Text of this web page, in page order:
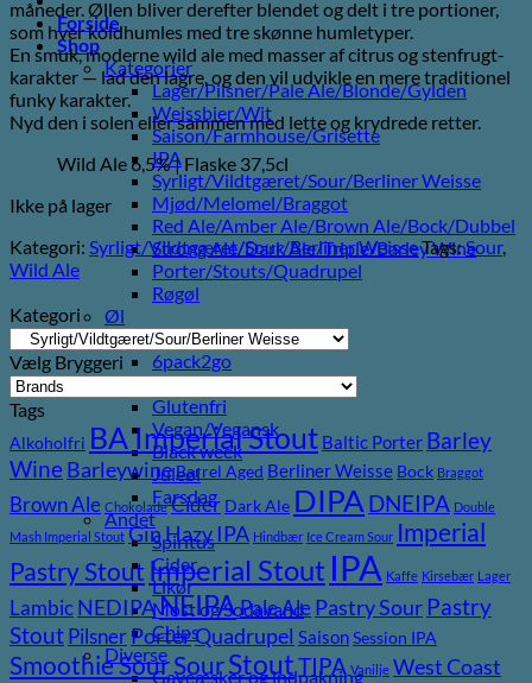
Forside
Shop
Kategorier
Lager/Pilsner/Pale Ale/Blonde/Gylden
Weissbier/Wit
Saison/Farmhouse/Grisette
IPA
Syrligt/Vildtgæret/Sour/Berliner Weisse
Mjød/Melomel/Braggot
Red Ale/Amber Ale/Brown Ale/Bock/Dubbel
Strong Ale/Dark Ale/Triple/Barley Wine
Porter/Stouts/Quadrupel
Røgøl
Øl
Tilbud
6pack2go
Alkoholfri
Glutenfri
Vegan/Vegansk
Black week
Juleøl
Farsdag
Andet
Spiritus
Cider
Likør
Most og Sodavand
Chips
Diverse
Gaveæsker og indpakning
måneder. Øllen bliver derefter blendet og delt i tre portioner,
som hver koldhumles med tre skønne humletyper.
En smuk, moderne wild ale med masser af citrus og stenfrugt-
karakter — lad den lagre, og den vil udvikle en mere traditionel
funky karakter.
Nyd den i solen eller sammen med lette og krydrede retter.
Wild Ale 6,5% | Flaske 37,5cl
Ikke på lager
Kategori: Syrligt/Vildtgæret/Sour/Berliner WeisseTags:Sour,
Wild Ale
Kategori
Vælg Bryggeri
Tags
Alkoholfri BA Imperial Stout Baltic Porter Barley
Wine BarleywineBarrel Aged Berliner Weisse Bock Braggot
Brown Ale Chokolade Cider Dark Ale DIPA DNEIPA Double
Mash Imperial Stout GinHazy IPA Hindbær Ice Cream Sour Imperial
Pastry Stout Imperial Stout IPA Kaffe Kirsebær Lager
Lambic NEDIPANEIPAPale Ale Pastry Sour Pastry
Stout Pilsner PorterQuadrupel SaisonSession IPA
Smoothie SourSourStoutTIPA Vanilje West Coast